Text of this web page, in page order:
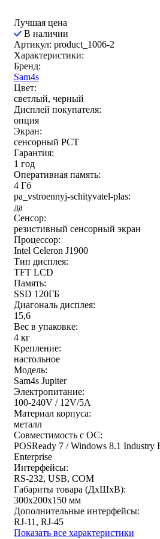
Лучшая цена
В наличии
Артикул: product_1006-2
Характеристики:
Бренд:
Sam4s
Цвет:
светлый, черный
Дисплей покупателя:
опция
Экран:
сенсорный РСТ
Гарантия:
1 год
Оперативная память:
4 Гб
pa_vstroennyj-schityvatel-plas:
да
Сенсор:
резистивный сенсорный экран
Процессор:
Intel Celeron J1900
Тип дисплея:
TFT LCD
Память:
SSD 120ГБ
Диагональ дисплея:
15,6
Вес в упаковке:
4 кг
Крепление:
настольное
Модель:
Sam4s Jupiter
Электропитание:
100-240V / 12V/5A
Материал корпуса:
металл
Совместимость с ОС:
POSReady 7 / Windows 8.1 Industry
Enterprise
Интерфейсы:
RS-232, USB, COM
Габариты товара (ДxШxВ):
300х200х150 мм
Дополнительные интерфейсы:
RJ-11, RJ-45
Показать все характеристики